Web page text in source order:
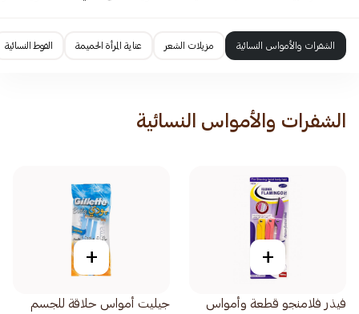
الشفرات والأمواس النسائية مزيلات الشعر عناية المرأة الحميمة الفوط النسائية
الشفرات والأمواس النسائية
+
فيذر فلامنجو قطعة وأمواس
+
جيليت أمواس حلاقة للجسم